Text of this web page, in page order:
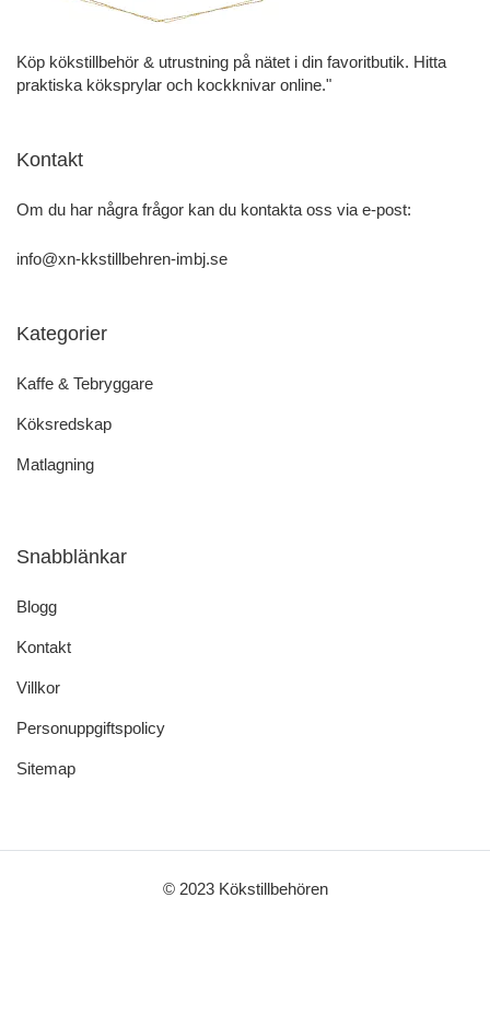
Köp kökstillbehör & utrustning på nätet i din favoritbutik. Hitta
praktiska köksprylar och kockknivar online."
Kontakt
Om du har några frågor kan du kontakta oss via e-post:
info@xn-kkstillbehren-imbj.se
Kategorier
Kaffe & Tebryggare
Köksredskap
Matlagning
Snabblänkar
Blogg
Kontakt
Villkor
Personuppgiftspolicy
Sitemap
© 2023 Kökstillbehören